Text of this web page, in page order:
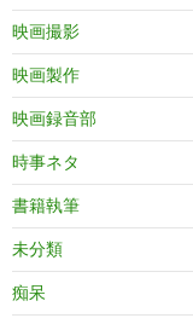
映画撮影
映画製作
映画録音部
時事ネタ
書籍執筆
未分類
痴呆